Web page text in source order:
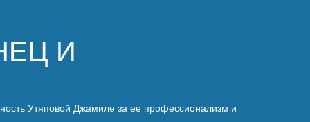
И
Утяповой Джамиле за ее профессионализм и